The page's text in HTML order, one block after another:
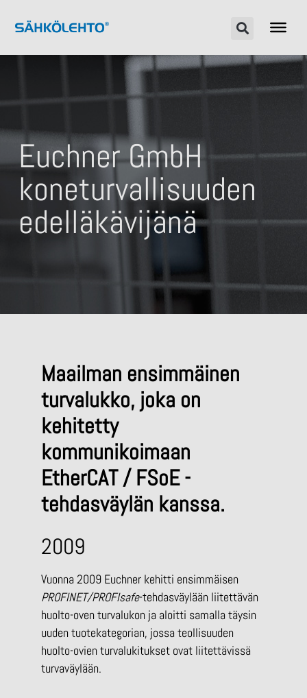
Euchner GmbH
koneturvallisuuden
edelläkävijänä
Maailman ensimmäinen
turvalukko, joka on
kehitetty
kommunikoimaan
EtherCAT / FSoE -
tehdasväylän kanssa.
2009
Vuonna 2009 Euchner kehitti ensimmäisen
PROFINET/PROFIsafe­-tehdasväylään liitettävän
huolto-oven turvalukon ja aloitti samalla täysin
uuden tuotekategorian, jossa teollisuuden
huolto-ovien turvalukitukset ovat liitettävissä
turvaväylään.